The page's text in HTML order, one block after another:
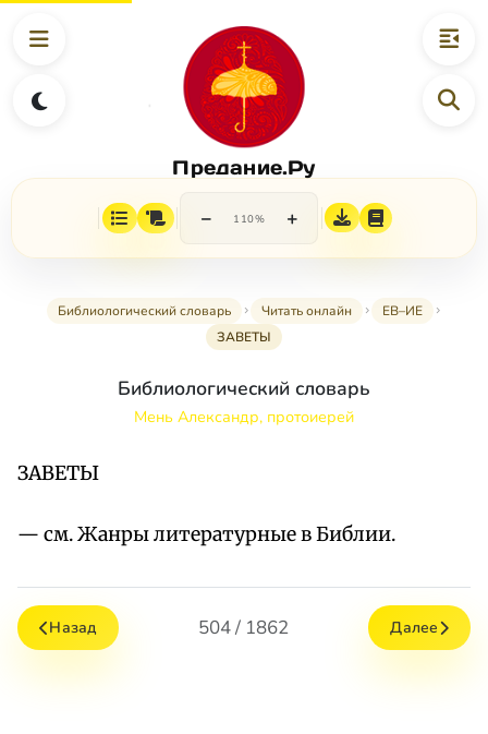
Предание.Ру
− 110% +
Библиологический словарь Читать онлайн
ЕВ–ИЕ
ЗАВЕТЫ
Библиологический словарь
Мень Александр, протоиерей
ЗАВЕТЫ
— см. Жанры литературные в Библии.
Назад 504 / 1862 Далее